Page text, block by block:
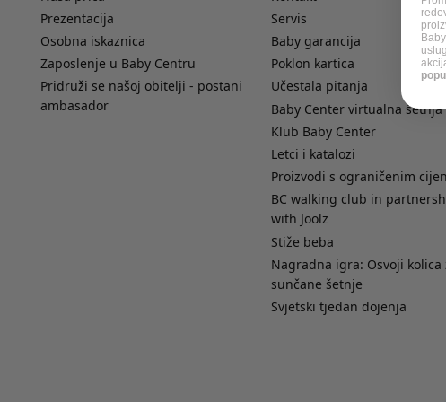
Prezentacija
Osobna iskaznica
Zaposlenje u Baby Centru
Pridruži se našoj obitelji - postani
ambasador
Servis
Baby garancija
Poklon kartica
Učestala pitanja
Baby Center virtualna šetnja
Klub Baby Center
Letci i katalozi
Proizvodi s ograničenim
BC walking club in
with Joolz
Stiže beba
Nagradna igra: Osvoji kolica
sunčane šetnje
Svjetski tjedan dojenja